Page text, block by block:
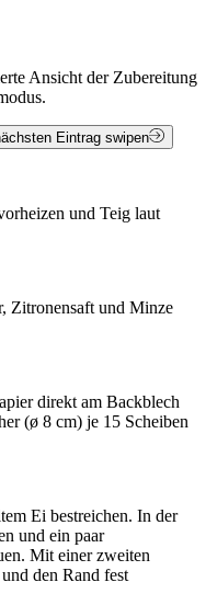
Ansicht der Zubereitung
Eintrag swipen
und Teig laut
Zitronensaft und Minze
direkt am Backblech
(ø 8 cm) je 15 Scheiben
Ei bestreichen. In der
und ein paar
Mit einer zweiten
den Rand fest